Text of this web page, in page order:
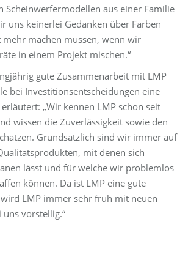
Scheinwerfermodellen aus einer Familie
uns keinerlei Gedanken über Farben
machen müssen, wenn wir
in einem Projekt mischen.“
gute Zusammenarbeit mit LMP
bei Investitionsentscheidungen eine
„Wir kennen LMP schon seit
wissen die Zuverlässigkeit sowie den
Grundsätzlich sind wir immer auf
mit denen sich
lässt und für welche wir problemlos
können. Da ist LMP eine gute
LMP immer sehr früh mit neuen
vorstellig.“